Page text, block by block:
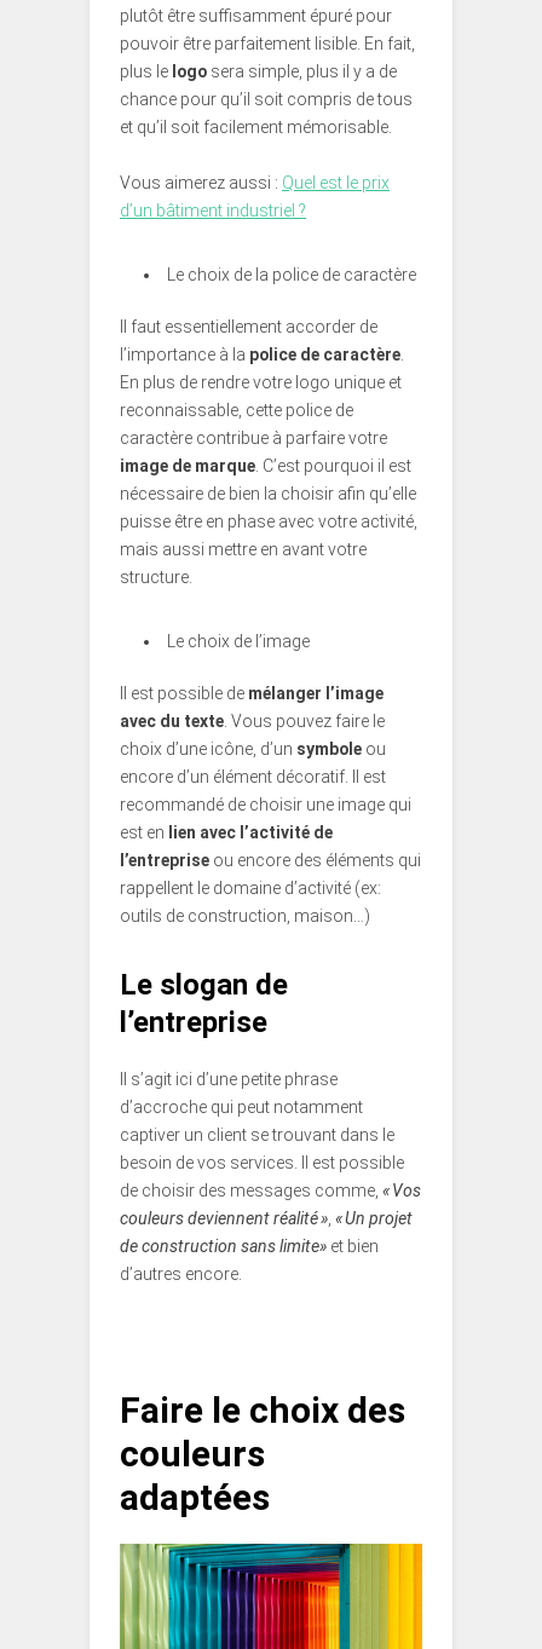
plutôt être suffisamment épuré pour
pouvoir être parfaitement lisible. En fait,
plus le logo sera simple, plus il y a de
chance pour qu’il soit compris de tous
et qu’il soit facilement mémorisable.
Vous aimerez aussi : Quel est le prix
d’un bâtiment industriel ?
Le choix de la police de caractère
Il faut essentiellement accorder de
l’importance à la police de caractère
En plus de rendre votre logo unique et
reconnaissable, cette police de
caractère contribue à parfaire votre
image de marque . C’est pourquoi il est
nécessaire de bien la choisir afin qu’elle
puisse être en phase avec votre activité,
mais aussi mettre en avant votre
structure.
Le choix de l’image
Il est possible de mélanger l’image
avec du texte . Vous pouvez faire le
choix d’une icône, d’un symbole ou
encore d’un élément décoratif. Il est
recommandé de choisir une image qui
est en lien avec l’activité de
l’entreprise ou encore des éléments qui
rappellent le domaine d’activité (ex:
outils de construction, maison…)
Le slogan de
l’entreprise
Il s’agit ici d’une petite phrase
d’accroche qui peut notamment
captiver un client se trouvant dans le
besoin de vos services. Il est possible
de choisir des messages comme, « Vos
couleurs deviennent réalité » « Un projet
de construction sans limite» et bien
d’autres encore.
Faire le choix des
couleurs
adaptées